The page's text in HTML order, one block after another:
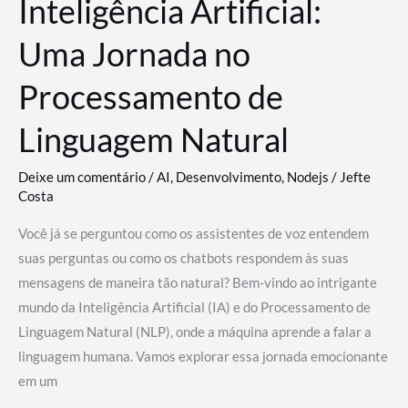
Inteligência Artificial:
Uma Jornada no
Processamento de
Linguagem Natural
Deixe um comentário/AI, Desenvolvimento, Nodejs / Jefte
Costa
Você já se perguntou como os assistentes de voz entendem
suas perguntas ou como os chatbots respondem às suas
mensagens de maneira tão natural? Bem-vindo ao intrigante
mundo da Inteligência Artificial (IA) e do Processamento de
Linguagem Natural (NLP), onde a máquina aprende a falar a
linguagem humana. Vamos explorar essa jornada emocionante
em um